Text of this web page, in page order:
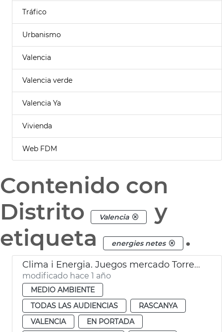
Tráfico
Urbanismo
Valencia
Valencia verde
Valencia Ya
Vivienda
Web FDM
Contenido con
Distrito
Valencia
y
etiqueta
energies netes .
Clima i Energia. Juegos mercado Torrefiel
modificado hace 1 año
MEDIO AMBIENTE
TODAS LAS AUDIENCIAS
RASCANYA
VALENCIA
EN PORTADA